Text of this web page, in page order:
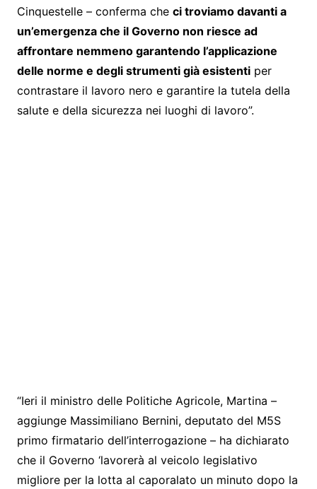
Cinquestelle – conferma che ci troviamo davanti a
un’emergenza che il Governo non riesce ad
affrontare nemmeno garantendo l’applicazione
delle norme e degli strumenti già esistentiper
contrastare il lavoro nero e garantire la tutela della
salute e della sicurezza nei luoghi di lavoro”.
“Ieri il ministro delle Politiche Agricole, Martina –
aggiunge Massimiliano Bernini, deputato del M5S
primo firmatario dell’interrogazione – ha dichiarato
che il Governo ‘lavorerà al veicolo legislativo
migliore per la lotta al caporalato un minuto dopo la